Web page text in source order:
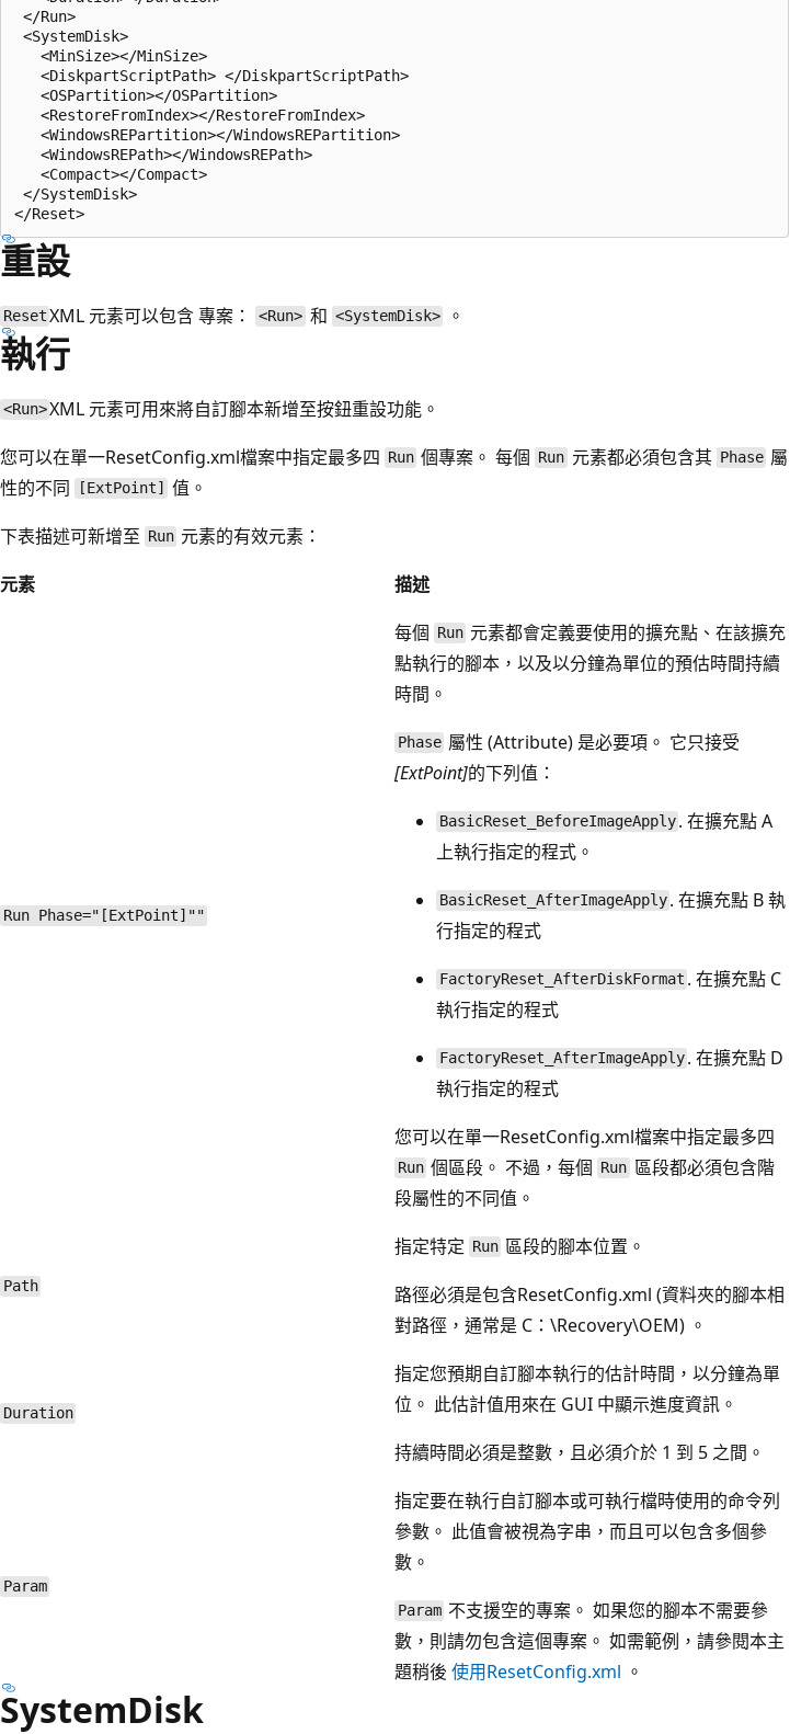
</Run>
<SystemDisk>
   <MinSize></MinSize>
   <DiskpartScriptPath> </DiskpartScriptPath>
   <OSPartition></OSPartition>
   <RestoreFromIndex></RestoreFromIndex>
   <WindowsREPartition></WindowsREPartition>
   <WindowsREPath></WindowsREPath>
   <Compact></Compact>
</SystemDisk>
重設
Reset XML 元素可以包含 專案：<Run>和 <SystemDisk> 。
執行
<Run>XML 元素可用來將自訂腳本新增至按鈕重設功能。
您可以在單一ResetConfig.xml檔案中指定最多四 Run 個專案。 每個 Run元素都必須包含其 Phase 屬
性的不同
[ExtPoint]
值。
下表描述可新增至 Run 元素的有效元素：
元素
描述
Run Phase="[ExtPoint]""
每個 Run 元素都會定義要使用的擴充點、在該擴充
點執行的腳本，以及以分鐘為單位的預估時間持續
時間。
Phase 屬性 (Attribute) 是必要項。 它只接受
[ExtPoint]的下列值：
BasicReset_BeforeImageApply . 在擴充點 A
上執行指定的程式。
BasicReset_AfterImageApply . 在擴充點 B 執
行指定的程式
FactoryReset_AfterDiskFormat . 在擴充點 C
執行指定的程式
FactoryReset_AfterImageApply . 在擴充點 D
執行指定的程式
您可以在單一ResetConfig.xml檔案中指定最多四
Run 個區段。 不過，每個 Run區段都必須包含階
段屬性的不同值。
Path
指定特定 Run 區段的腳本位置。
路徑必須是包含ResetConfig.xml (資料夾的腳本相
對路徑，通常是 C：\Recovery\OEM) 。
Duration
指定您預期自訂腳本執行的估計時間，以分鐘為單
位。 此估計值用來在 GUI 中顯示進度資訊。
持續時間必須是整數，且必須介於 1 到 5 之間。
Param
指定要在執行自訂腳本或可執行檔時使用的命令列
參數。 此值會被視為字串，而且可以包含多個參
數。
Param 不支援空的專案。 如果您的腳本不需要參
數，則請勿包含這個專案。 如需範例，請參閱本主
題稍後 使用ResetConfig.xml 。
SystemDisk